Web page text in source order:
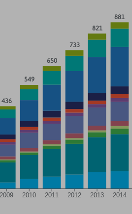
2009 2010 2011 2012 2013 2014
881
436
549
821
650
733